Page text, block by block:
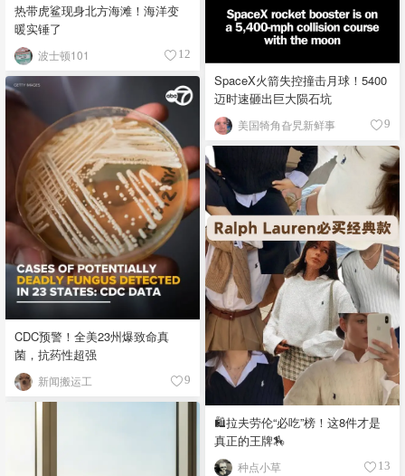
热带虎鲨现身北方海滩！海洋变
暖实锤了
波士顿101 12
SpaceX火箭失控撞击月球！5400
迈时速砸出巨大陨石坑
美国犄角旮旯新鲜事 9
CDC预警！全美23州爆致命真
菌，抗药性超强
新闻搬运工 9
🛍️拉夫劳伦“必吃”榜！这8件才是
真正的王牌🏇
种点小草 13